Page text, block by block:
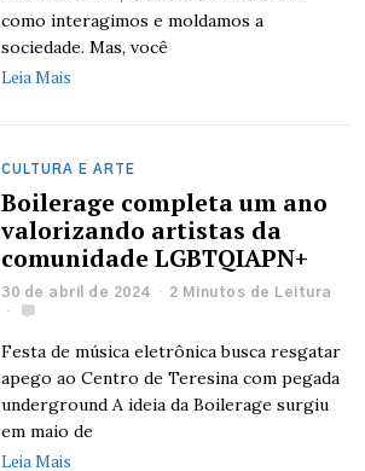
como interagimos e moldamos a
sociedade. Mas, você
Leia Mais
CULTURA E ARTE
Boilerage completa um ano
valorizando artistas da
comunidade LGBTQIAPN+
30 de abril de 2024 2 Minutos de Leitura
Festa de música eletrônica busca resgatar
apego ao Centro de Teresina com pegada
underground A ideia da Boilerage surgiu
em maio de
Leia Mais